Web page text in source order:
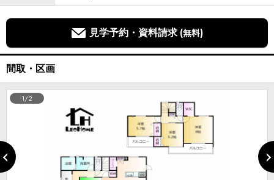
見学予約・資料請求 (無料)
間取・区画
1/2